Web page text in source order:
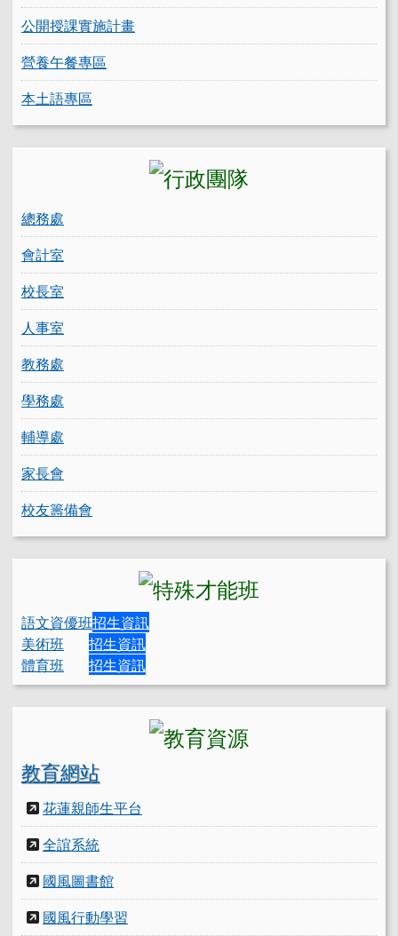
公開授課實施計畫
營養午餐專區
本土語專區
總務處
會計室
校長室
人事室
教務處
學務處
輔導處
家長會
校友籌備會
語文資優班招生資訊
美術班
招生資訊
體育班
招生資訊
教育網站
花蓮親師生平台
全誼系統
國風圖書館
國風行動學習